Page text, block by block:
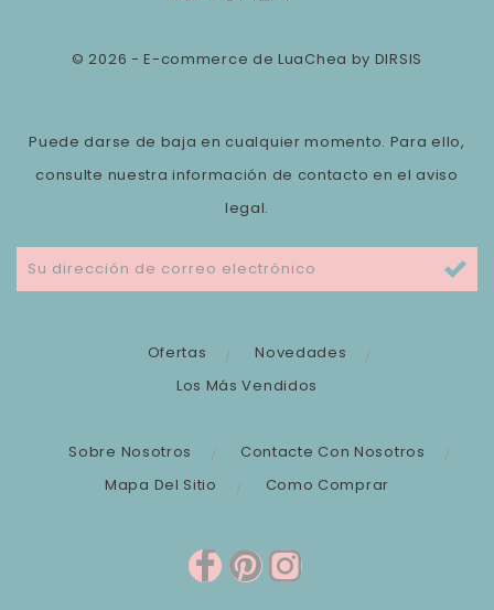
© 2026 - E-commerce de LuaChea by DIRSIS
Puede darse de baja en cualquier momento. Para ello,
consulte nuestra información de contacto en el aviso
legal.
Ofertas
Novedades
Los Más Vendidos
Sobre Nosotros
Contacte Con Nosotros
Mapa Del Sitio
Como Comprar